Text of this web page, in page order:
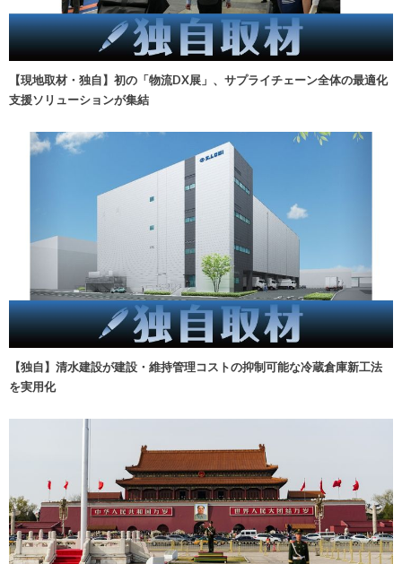
【現地取材・独自】初の「物流DX展」、サプライチェーン全体の最適化
支援ソリューションが集結
【独自】清水建設が建設・維持管理コストの抑制可能な冷蔵倉庫新工法
を実用化